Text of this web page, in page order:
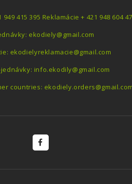
415 395 Reklamácie + 421 948 604
ekodiely@gmail.com
ekodielyreklamacie@gmail.com
info.ekodily@gmail.com
countries: